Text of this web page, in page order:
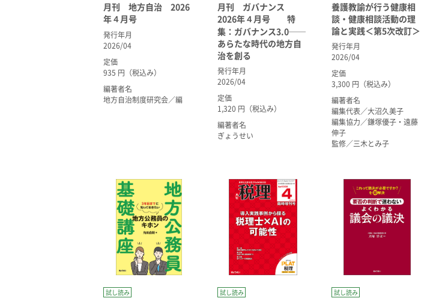
月刊 地方自治 2026
年４月号
発行年月
2026/04
定価
935 円（税込み）
編著者名
地方自治制度研究会／編
月刊 ガバナンス
2026年４月号 特
集：ガバナンス3.0──
あらたな時代の地方自
治を創る
発行年月
2026/04
定価
1,320 円（税込み）
編著者名
ぎょうせい
養護教諭が行う健康相
談・健康相談活動の理
論と実践＜第5次改訂＞
発行年月
2026/04
定価
3,300 円（税込み）
編著者名
編集代表／大沼久美子
編集協力／鎌塚優子・遠藤
伸子
監修／三木とみ子
試し読み 試し読み 試し読み